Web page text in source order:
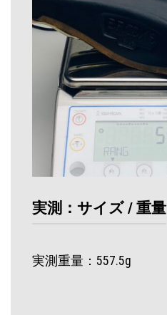
実測：サイズ / 重量
実測重量：557.5g